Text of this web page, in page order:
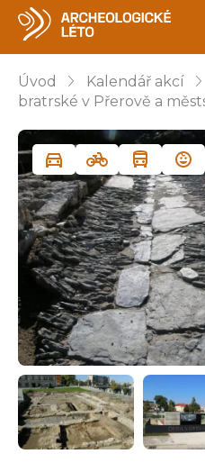
Úvod Kalendář akcí
bratrské v Přerově a